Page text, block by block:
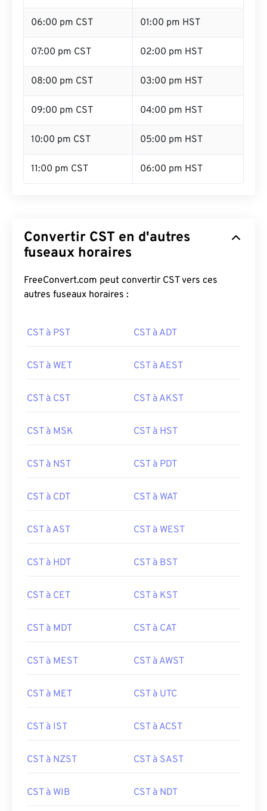
06:00 pm CST 01:00 pm HST
07:00 pm CST 02:00 pm HST
08:00 pm CST 03:00 pm HST
09:00 pm CST 04:00 pm HST
10:00 pm CST 05:00 pm HST
11:00 pm CST 06:00 pm HST
Convertir CST en d'autres
fuseaux horaires
FreeConvert.com peut convertir CST vers ces
autres fuseaux horaires :
CST à PST CST à ADT
CST à WET CST à AEST
CST à CST CST à AKST
CST à MSK CST à HST
CST à NST CST à PDT
CST à CDT CST à WAT
CST à AST CST à WEST
CST à HDT CST à BST
CST à CET CST à KST
CST à MDT CST à CAT
CST à MEST CST à AWST
CST à MET CST à UTC
CST à IST CST à ACST
CST à NZST CST à SAST
CST à WIB CST à NDT